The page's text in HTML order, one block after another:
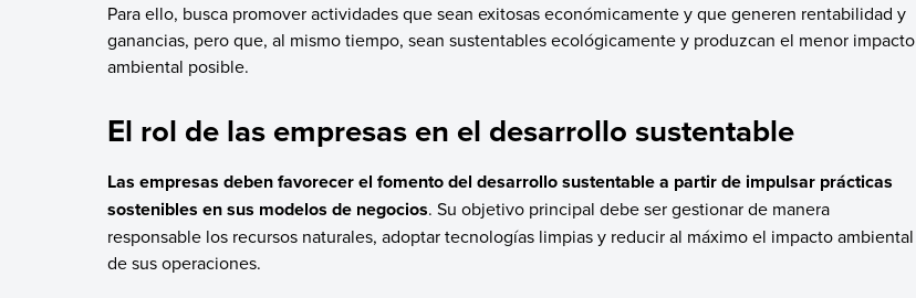
Para ello, busca promover actividades que sean exitosas económicamente y que generen rentabilidad y
ganancias, pero que, al mismo tiempo, sean sustentables ecológicamente y produzcan el menor impacto
ambiental posible.
El rol de las empresas en el desarrollo sustentable
Las empresas deben favorecer el fomento del desarrollo sustentable a partir de impulsar prácticas
sostenibles en sus modelos de negocios. Su objetivo principal debe ser gestionar de manera
responsable los recursos naturales, adoptar tecnologías limpias y reducir al máximo el impacto ambiental
de sus operaciones.